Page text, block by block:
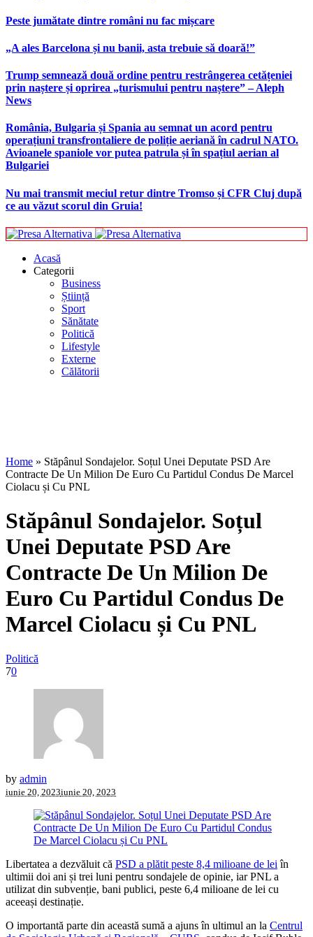
Peste jumătate dintre români nu fac mișcare
„A ales Barcelona și nu banii, asta trebuie să doară!”
Trump semnează două ordine pentru restrângerea cetățeniei
prin naștere și oprirea „turismului pentru naștere” – Aleph
News
România, Bulgaria și Spania au semnat un acord pentru
operațiuni transfrontaliere de poliție aeriană în cadrul NATO.
Avioanele spaniole vor putea patrula și în spațiul aerian al
Bulgariei
Nu mai transmit meciul retur dintre Tromso și CFR Cluj după
ce au văzut scorul din Gruia!
Acasă
Categorii
Business
Știință
Sport
Sănătate
Politică
Lifestyle
Externe
Călătorii
Home » Stăpânul Sondajelor. Soțul Unei Deputate PSD Are
Contracte De Un Milion De Euro Cu Partidul Condus De Marcel
Ciolacu și Cu PNL
Stăpânul Sondajelor. Soțul
Unei Deputate PSD Are
Contracte De Un Milion De
Euro Cu Partidul Condus De
Marcel Ciolacu și Cu PNL
Politică
70
by admin
iunie 20, 2023iunie 20, 2023
Libertatea a dezvăluit că PSD a plătit peste 8,4 milioane de lei în
ultimii doi ani și trei luni pentru sondajele de opinie, iar PNL a
utilizat din subvenție, bani publici, peste 6,4 milioane de lei cu
aceeași destinație.
O importantă parte din această sumă a ajuns în ultimul an la Centrul